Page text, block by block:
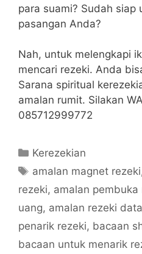
para suami? Sudah siap
pasangan Anda?
Nah, untuk melengkapi
mencari rezeki. Anda
Sarana spiritual
amalan rumit. Silakan
085712999772
Categories
Kerezekian
Tags
amalan magnet rezeki
rezeki, amalan pembuka
uang, amalan rezeki
penarik rezeki, bacaan
bacaan untuk menarik